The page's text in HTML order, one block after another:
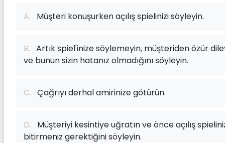
A. Müşteri konuşurken açılış spielinizi söyleyin.
B. Artık spiel'inize söylemeyin, müşteriden özür
ve bunun sizin hatanız olmadığını söyleyin.
C. Çağrıyı derhal amirinize götürün.
D. Müşteriyi kesintiye uğratın ve önce açılış
bitirmeniz gerektiğini söyleyin.